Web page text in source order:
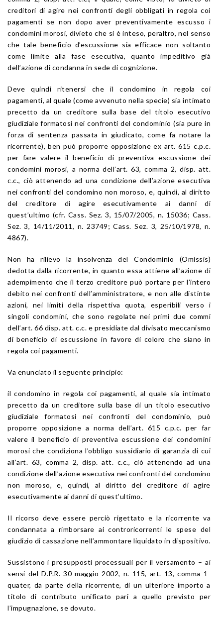
creditori di agire nei confronti degli obbligati in regola coi
pagamenti se non dopo aver preventivamente escusso i
condomini morosi, divieto che si è inteso, peraltro, nel senso
che tale beneficio d’escussione sia efficace non soltanto
come limite alla fase esecutiva, quanto impeditivo già
dell’azione di condanna in sede di cognizione.
Deve quindi ritenersi che il condomino in regola coi
pagamenti, al quale (come avvenuto nella specie) sia intimato
precetto da un creditore sulla base del titolo esecutivo
giudiziale formatosi nei confronti del condominio (sia pure in
forza di sentenza passata in giudicato, come fa notare la
ricorrente), ben può proporre opposizione ex art. 615 c.p.c.
per fare valere il beneficio di preventiva escussione dei
condomini morosi, a norma dell’art. 63, comma 2, disp. att.
c.c., ciò attenendo ad una condizione dell’azione esecutiva
nei confronti del condomino non moroso, e, quindi, al diritto
del creditore di agire esecutivamente ai danni di
quest’ultimo (cfr. Cass. Sez. 3, 15/07/2005, n. 15036; Cass.
Sez. 3, 14/11/2011, n. 23749; Cass. Sez. 3, 25/10/1978, n.
4867).
Non ha rilievo la insolvenza del Condominio (Omissis)
dedotta dalla ricorrente, in quanto essa attiene all’azione di
adempimento che il terzo creditore può portare per l’intero
debito nei confronti dell’amministratore, e non alle distinte
azioni, nei limiti della rispettiva quota, esperibili verso i
singoli condomini, che sono regolate nei primi due commi
dell’art. 66 disp. att. c.c. e presidiate dal divisato meccanismo
di beneficio di escussione in favore di coloro che siano in
regola coi pagamenti.
Va enunciato il seguente principio:
il condomino in regola coi pagamenti, al quale sia intimato
precetto da un creditore sulla base di un titolo esecutivo
giudiziale formatosi nei confronti del condominio, può
proporre opposizione a norma dell’art. 615 c.p.c. per far
valere il beneficio di preventiva escussione dei condomini
morosi che condiziona l’obbligo sussidiario di garanzia di cui
all’art. 63, comma 2, disp. att. c.c., ciò attenendo ad una
condizione dell’azione esecutiva nei confronti del condomino
non moroso, e, quindi, al diritto del creditore di agire
esecutivamente ai danni di quest’ultimo.
Il ricorso deve essere perciò rigettato e la ricorrente va
condannata a rimborsare ai controricorrenti le spese del
giudizio di cassazione nell’ammontare liquidato in dispositivo.
Sussistono i presupposti processuali per il versamento – ai
sensi del D.P.R. 30 maggio 2002, n. 115, art. 13, comma 1-
quater, da parte della ricorrente, di un ulteriore importo a
titolo di contributo unificato pari a quello previsto per
l’impugnazione, se dovuto.